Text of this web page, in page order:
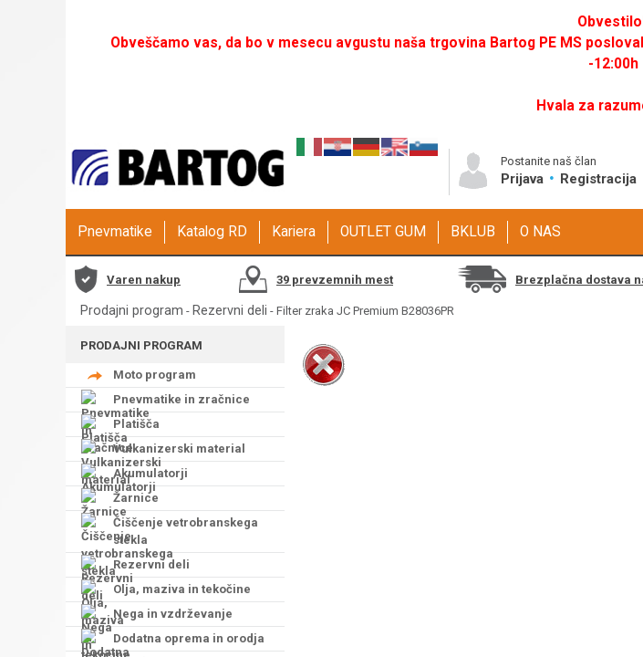
Obveščamo vas, da bo v mesecu avgustu naša trgovina Bartog PE MS
-12:00h
Hvala za
Postanite naš član
Prijava Registracija
Pnevmatike Katalog RD Kariera OUTLET GUM BKLUB O NAS
Varen nakup 39 prevzemnih mest Brezplačna dostava
Prodajni program - Rezervni deli - Filter zraka JC Premium B28036PR
PRODAJNI PROGRAM
Moto program
Pnevmatike in zračnice
Platišča
Vulkanizerski material
Akumulatorji
Žarnice
Čiščenje vetrobranskega
stekla
Rezervni deli
Olja, maziva in tekočine
Nega in vzdrževanje
Dodatna oprema in orodja